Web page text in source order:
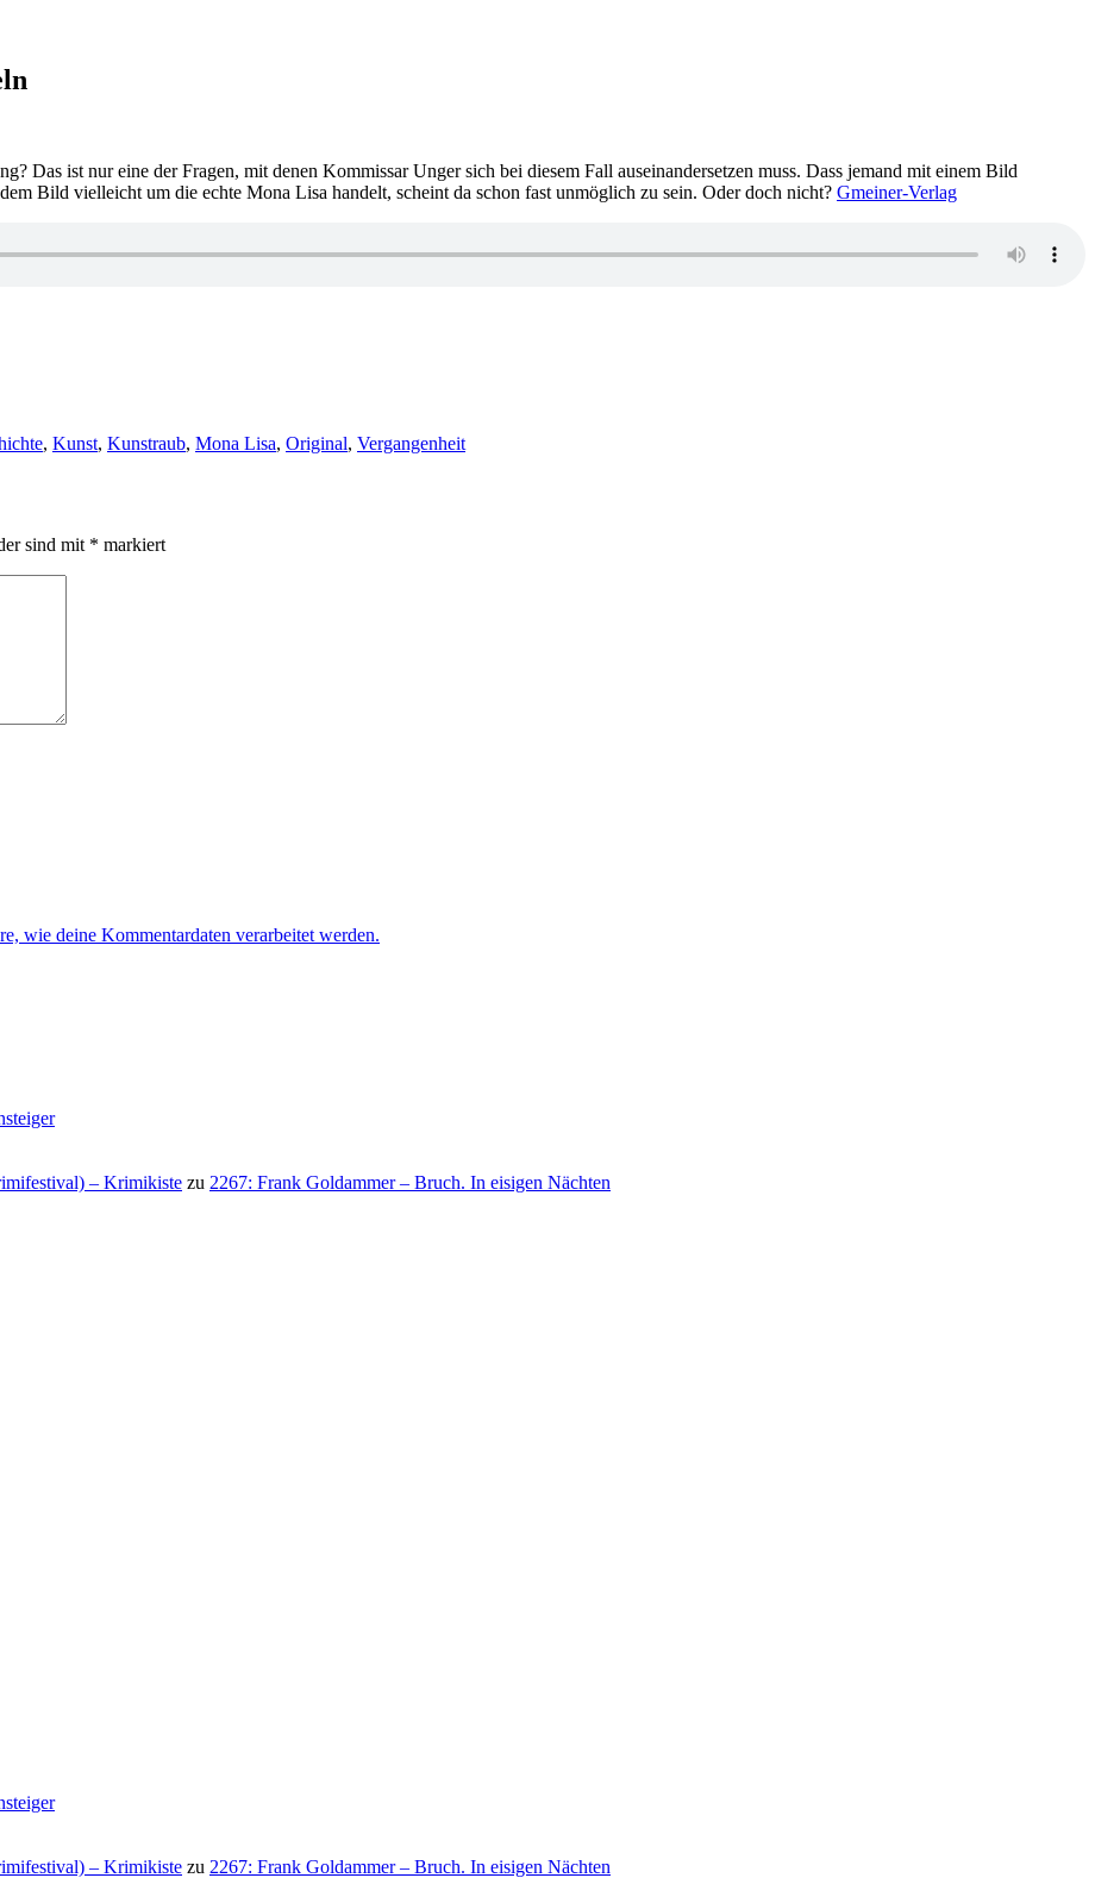
Das ist nur eine der Fragen, mit denen Kommissar Unger sich bei diesem Fall auseinandersetzen muss. Dass jemand mit einem Bild
Bild vielleicht um die echte Mona Lisa handelt, scheint da schon fast unmöglich zu sein. Oder doch nicht? Gmeiner-Verlag
, Kunst, Kunstraub, Mona Lisa, Original, Vergangenheit
sind mit * markiert
wie deine Kommentardaten verarbeitet werden.
– Krimikiste zu 2267: Frank Goldammer – Bruch. In eisigen Nächten
– Krimikiste zu 2267: Frank Goldammer – Bruch. In eisigen Nächten